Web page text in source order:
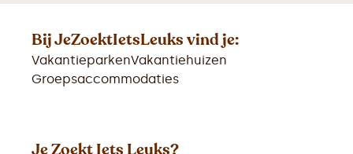
Bij JeZoektIetsLeuks vind je:
VakantieparkenVakantiehuizen
Groepsaccommodaties